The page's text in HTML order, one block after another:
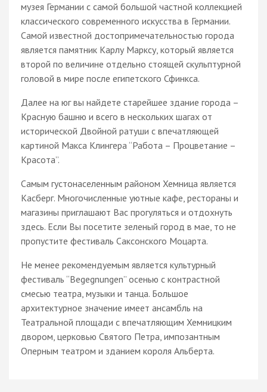
музея Германии с самой большой частной коллекцией
классического современного искусства в Германии.
Самой известной достопримечательностью города
является памятник Карлу Марксу, который является
второй по величине отдельно стоящей скульптурной
головой в мире после египетского Сфинкса.
Далее на юг вы найдете старейшее здание города –
Красную башню и всего в нескольких шагах от
исторической Двойной ратуши с впечатляющей
картиной Макса Клингера “Работа – Процветание –
Красота”.
Самым густонаселенным районом Хемница является
Касберг. Многочисленные уютные кафе, рестораны и
магазины приглашают Вас прогуляться и отдохнуть
здесь. Если Вы посетите зеленый город в мае, то не
пропустите фестиваль Саксонского Моцарта.
Не менее рекомендуемым является культурный
фестиваль “Begegnungen” осенью с контрастной
смесью театра, музыки и танца. Большое
архитектурное значение имеет ансамбль на
Театральной площади с впечатляющим Хемницким
двором, церковью Святого Петра, импозантным
Оперным театром и зданием короля Альберта.